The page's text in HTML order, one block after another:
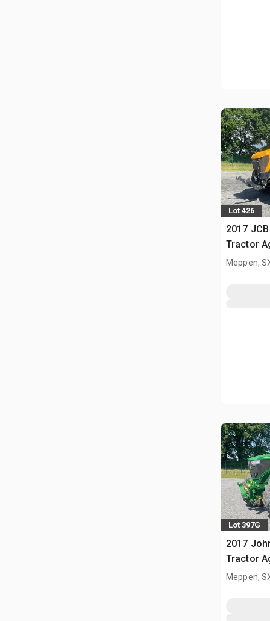
Lot 426
2017
Tractor
Meppen,
Lot 397G
2017
Tractor
Meppen,